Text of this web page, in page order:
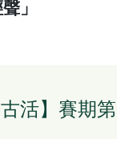
」
古活】賽期